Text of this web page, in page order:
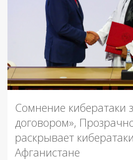
Сомнение кибератаки
договором»,
раскрывает
Афганистане